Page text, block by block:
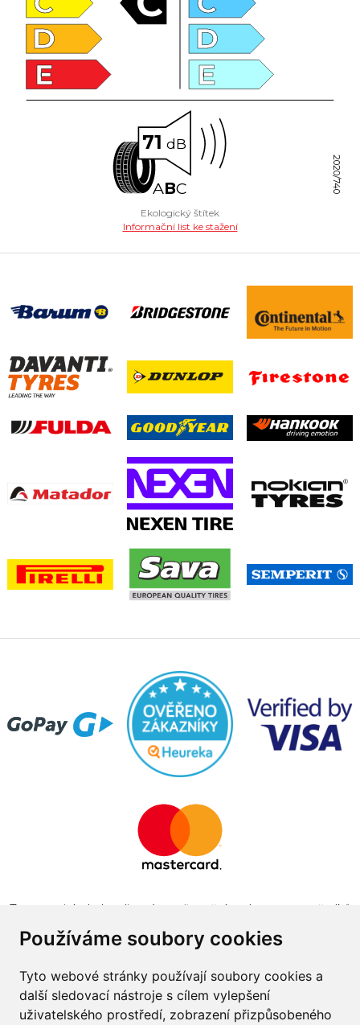
Používáme soubory cookies
Tyto webové stránky používají soubory cookies a
další sledovací nástroje s cílem vylepšení
uživatelského prostředí, zobrazení přizpůsobeného
D
E
D
E
71 dB
ABC 2020/740
Ekologický štítek
Informační list ke stažení
Tento projekt byl realizován za finanční podpory z prostředků
obchodu v programu The Country for the Future